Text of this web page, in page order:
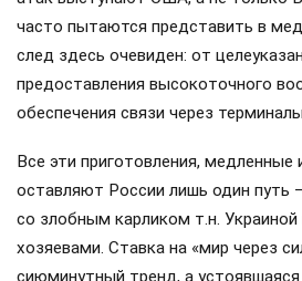
часто пытаются представить в
след здесь очевиден: от
предоставления высокоточного
обеспечения связи через
Все эти приготовления, медленные
оставляют России лишь один путь
со злобным карликом т.н.
хозяевами. Ставка на «мир через
сиюминутный тренд, а